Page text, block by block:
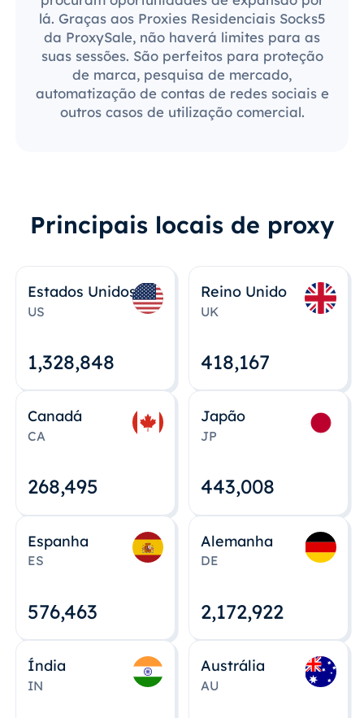
lá. Graças aos Proxies Residenciais Socks5
da ProxySale, não haverá limites para as
suas sessões. São perfeitos para proteção
de marca, pesquisa de mercado,
automatização de contas de redes sociais e
outros casos de utilização comercial.
Principais locais de proxy
Estados Unidos
US
1,328,848
Reino Unido
UK
418,167
Canadá
CA
268,495
Japão
JP
443,008
Espanha
ES
576,463
Alemanha
DE
2,172,922
Índia
IN
Austrália
AU